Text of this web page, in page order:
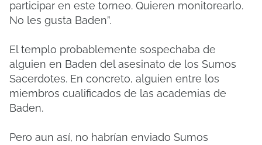
participar en este torneo. Quieren monitorearlo.
No les gusta Baden”.
El templo probablemente sospechaba de
alguien en Baden del asesinato de los Sumos
Sacerdotes. En concreto, alguien entre los
miembros cualificados de las academias de
Baden.
Pero aun así, no habrían enviado Sumos